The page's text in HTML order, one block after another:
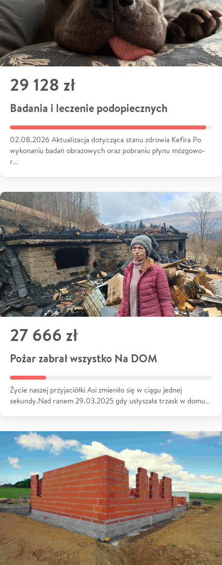
29 128 zł
Badania i leczenie podopiecznych
02.08.2026 Aktualizacja dotycząca stanu zdrowia Kefira Po
wykonaniu badań obrazowych oraz pobraniu płynu mózgowo-
r…
27 666 zł
Pożar zabrał wszystko Na DOM
Życie naszej przyjaciółki Asi zmieniło się w ciągu jednej
sekundy.Nad ranem 29.03.2025 gdy usłyszała trzask w domu…